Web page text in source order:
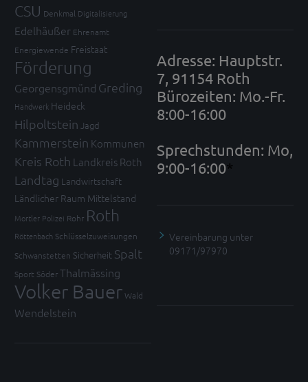
CSU Denkmal Digitalisierung
Edelhäußer Ehrenamt
Energiewende Freistaat
Förderung
Georgensgmünd Greding
Handwerk Heideck
Hilpoltstein Jagd
Kammerstein Kommunen
Kreis Roth Landkreis Roth
Landtag Landwirtschaft
Ländlicher Raum Mittelstand
Mortler Polizei Rohr Roth
Röttenbach Schlüsselzuweisungen
Schwanstetten Sicherheit Spalt
Sport SöderThalmässing
Volker BauerWald
Wendelstein
Adresse: Hauptstr.
7, 91154 Roth
Bürozeiten: Mo.-Fr.
8:00-16:00
Sprechstunden: Mo,
9:00-16:00*
Vereinbarung unter
09171/97970